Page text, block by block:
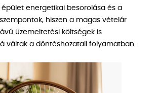
épület energetikai besorolása és a
hiszen a magas vételár
üzemeltetési költségek is
váltak a döntéshozatali folyamatban.